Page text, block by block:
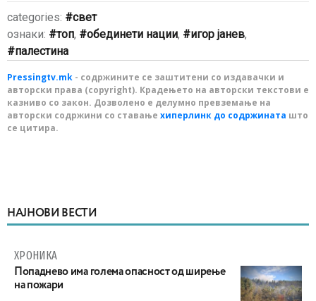
categories:
свет
ознаки:
топ, обединети нации, игор јанев,
палестина
Pressingtv.mk - содржините се заштитени со издавачки и
авторски права (copyright). Крадењето на авторски текстови е
казниво со закон. Дозволено е делумно превземање на
авторски содржини со ставање хиперлинк до содржината што
се цитира.
НАЈНОВИ ВЕСТИ
ХРОНИКА
Попаднево има голема опасност од ширење
на пожари